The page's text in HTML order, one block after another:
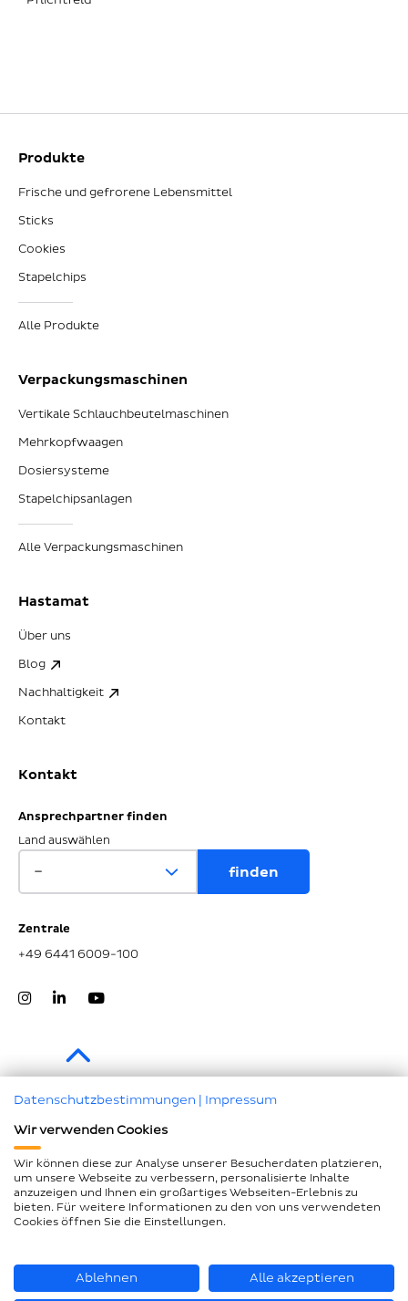
Produkte
Frische und gefrorene Lebensmittel
Sticks
Cookies
Stapelchips
Alle Produkte
Verpackungsmaschinen
Vertikale Schlauchbeutelmaschinen
Mehrkopfwaagen
Dosiersysteme
Stapelchipsanlagen
Alle Verpackungsmaschinen
Hastamat
Über uns
Blog
Nachhaltigkeit
Kontakt
Kontakt
Ansprechpartner finden
Land auswählen
Zentrale
+49 6441 6009-100
Impressum
Datenschutz
Compliance
AEB und LkSG
Seitenübersicht
Datenschutzbestimmungen | Impressum
Wir verwenden Cookies
Wir können diese zur Analyse unserer Besucherdaten platzieren,
um unsere Webseite zu verbessern, personalisierte Inhalte
anzuzeigen und Ihnen ein großartiges Webseiten-Erlebnis zu
bieten. Für weitere Informationen zu den von uns verwendeten
Cookies öffnen Sie die Einstellungen.
Ablehnen Alle akzeptieren